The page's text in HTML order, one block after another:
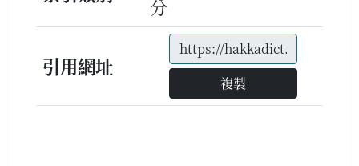
分
引用網址
複製